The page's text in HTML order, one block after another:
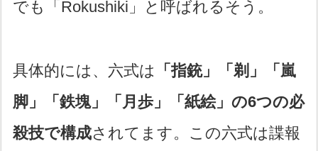
でも「Rokushiki」と呼ばれるそう。
具体的には、六式は
「指銃」「剃」「嵐
脚」「鉄塊」「月歩」「紙絵」の6つの必
殺技で構成されてます。この六式は諜報